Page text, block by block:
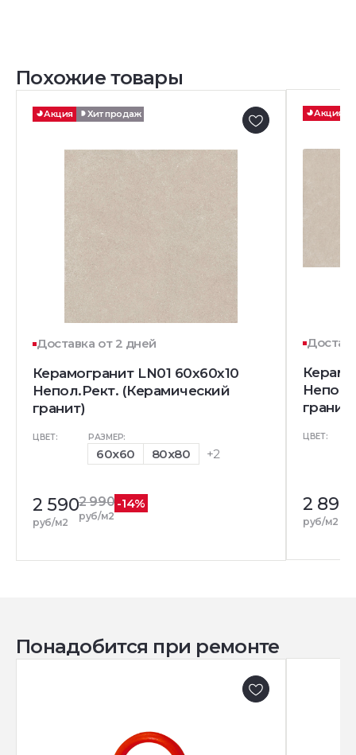
Похожие товары
Акция Хит продаж
Доставка от 2 дней
Керамогранит LN01 60x60x10
Непол.Рект. (Керамический
гранит)
ЦВЕТ: РАЗМЕР:
60x60 80x80 +2
2 590
руб/м2
2 990
руб/м2
-14%
Акция
гранит)
ЦВЕТ:
2 890
руб/м2
Понадобится при ремонте